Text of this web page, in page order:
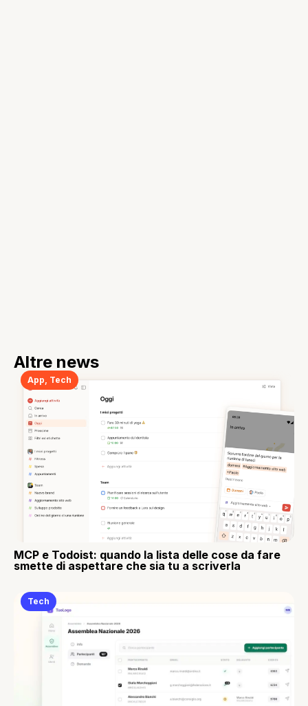
Altre news
App Tech
MCP e Todoist: quando la lista delle cose da fare
smette di aspettare che sia tu a scriverla
Tech